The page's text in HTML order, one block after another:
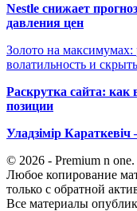
Nestle снижает
давления цен
Золото на максимумах:
волатильность и
Раскрутка сайта: как
позиции
Уладзімір
© 2026 - Premium n
Любое копирование
только с обратной
Все материалы